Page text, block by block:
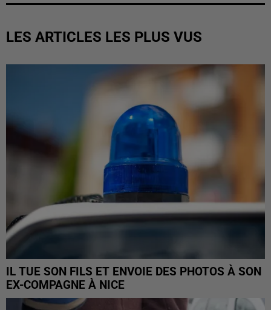
LES ARTICLES LES PLUS VUS
IL TUE SON FILS ET ENVOIE DES PHOTOS À SON
EX-COMPAGNE À NICE